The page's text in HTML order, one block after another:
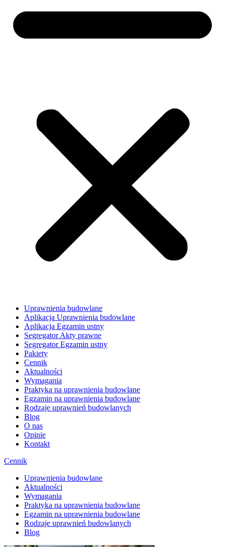
Uprawnienia budowlane
Aplikacja Uprawnienia budowlane
Aplikacja Egzamin ustny
Segregator Akty prawne
Segregator Egzamin ustny
Pakiety
Cennik
Aktualności
Wymagania
Praktyka na uprawnienia budowlane
Egzamin na uprawnienia budowlane
Rodzaje uprawnień budowlanych
Blog
O nas
Opinie
Kontakt
Cennik
Uprawnienia budowlane
Aktualności
Wymagania
Praktyka na uprawnienia budowlane
Egzamin na uprawnienia budowlane
Rodzaje uprawnień budowlanych
Blog